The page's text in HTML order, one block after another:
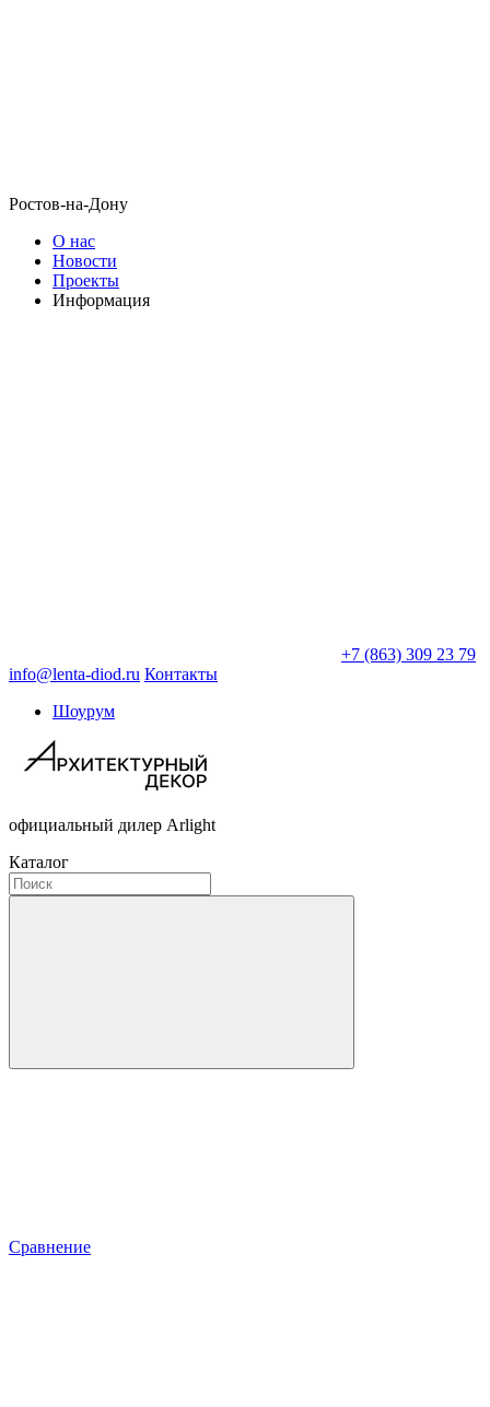
Ростов-на-Дону
О нас
Новости
Проекты
Информация
+7 (863) 309 23 79
info@lenta-diod.ru Контакты
Шоурум
официальный дилер Arlight
Каталог
Сравнение